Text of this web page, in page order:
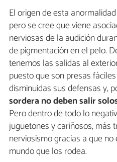
El origen de esta
pero se cree que viene
nerviosas de la audición
de pigmentación en el pelo.
tenemos las salidas al
puesto que son presas
disminuidas sus defensas y,
sordera no deben salir
Pero dentro de todo lo
juguetones y cariñosos, más
nerviosismo gracias a que
mundo que los rodea.